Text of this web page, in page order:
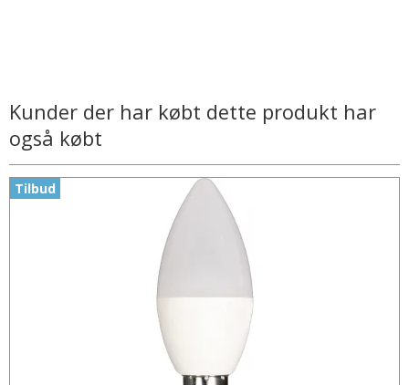
Kunder der har købt dette produkt har
også købt
Tilbud